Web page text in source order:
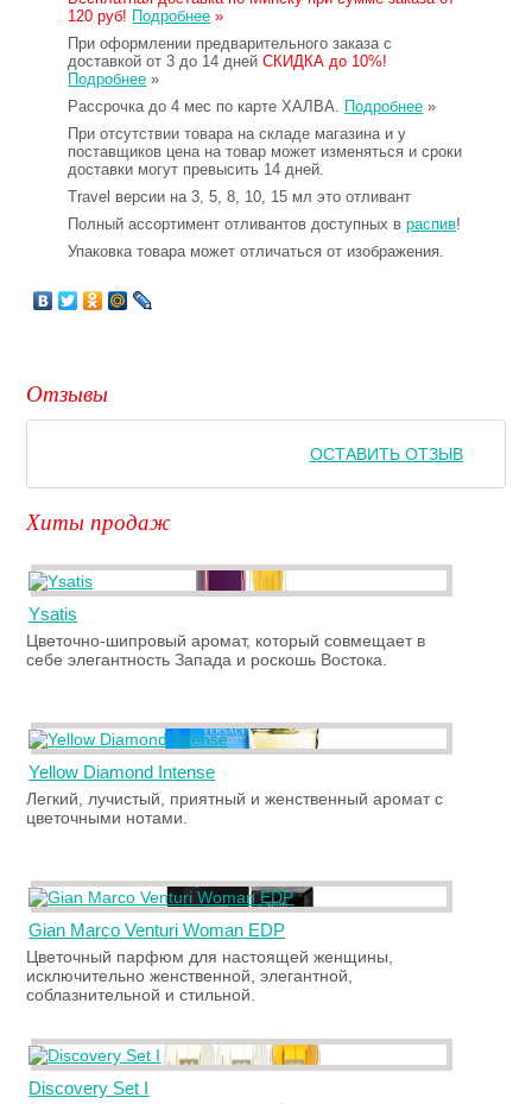
120 руб! Подробнее »
При оформлении предварительного заказа с
доставкой от 3 до 14 днейСКИДКА до 10%!
Подробнее »
Рассрочка до 4 мес по карте ХАЛВА. Подробнее »
При отсутствии товара на складе магазина и у
поставщиков цена на товар может изменяться и сроки
доставки могут превысить 14 дней.
Travel версии на 3, 5, 8, 10, 15 мл это отливант
Полный ассортимент отливантов доступных враспив!
Упаковка товара может отличаться от изображения.
Отзывы
ОСТАВИТЬ ОТЗЫВ
Хиты продаж
Ysatis
Цветочно-шипровый аромат, который совмещает в
себе элегантность Запада и роскошь Востока.
Yellow Diamond Intense
Легкий, лучистый, приятный и женственный аромат с
цветочными нотами.
Gian Marco Venturi Woman EDP
Цветочный парфюм для настоящей женщины,
исключительно женственной, элегантной,
соблазнительной и стильной.
Discovery Set I